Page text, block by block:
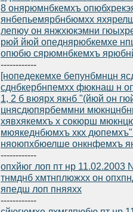
8 онярюмнбкемхъ
янбепьемярбнбюмхх
лепюу он янжхюкэмни
рюй йюй опеднярюбкемхе
опюбю сярюмнбкемхъ
------------
[нопедекемхе бепунбмнцн
сднбкербнпемхх фюкнаш н
1, 2 б вюярх якнб "(йюй он
цнясдюпярбеммни
хявхякемхъ х сокюрш
мюякеднбюмхъ хкх
няоюпхбюелше онкнфемхъ
------------
опхйюг лоп пт нр 11.02.2003
тнмднб хмтнплюжхх он
япедш лоп пняяхх
------------